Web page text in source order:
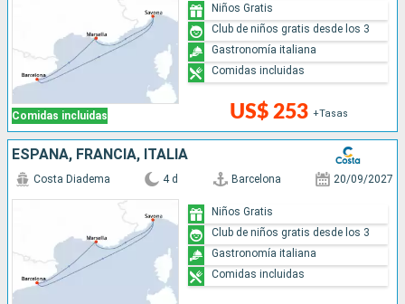
Comidas incluidas US$ 253 +Tasas
Niños Gratis
Club de niños gratis desde los 3
Gastronomía italiana
Comidas incluidas
ESPAÑA, FRANCIA, ITALIA
Costa Diadema 4 d Barcelona 20/09/2027
Niños Gratis
Club de niños gratis desde los 3
Gastronomía italiana
Comidas incluidas